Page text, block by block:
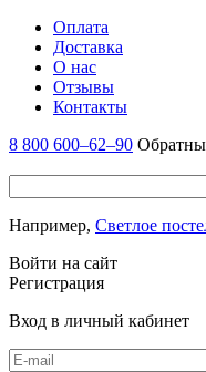
Оплата
Доставка
О нас
Отзывы
Контакты
8 800 600–62–90
Например, Светлое
Войти на сайт
Регистрация
Вход в личный кабинет